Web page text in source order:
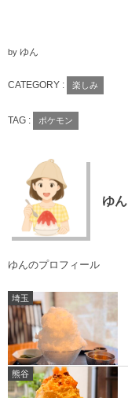
by ゆん
CATEGORY : 楽しみ
TAG : ポケモン
ゆん
ゆんのプロフィール
埼玉
熊谷